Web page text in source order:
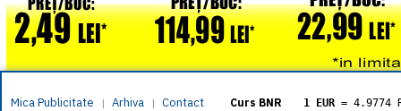
Mica Publicitate | Arhiva | Contact Curs BNR 1 EUR = 4.9774